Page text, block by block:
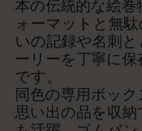
本の伝統的な絵
ォーマットと無
いの記録や名刺
ーリーを丁寧に
です。
同色の専用ボッ
思い出の品を収